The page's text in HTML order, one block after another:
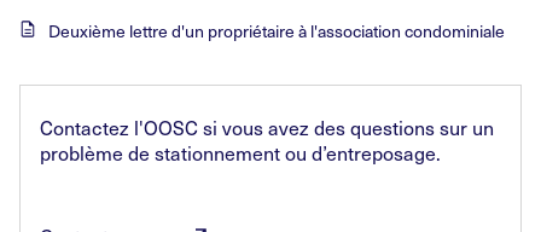
Deuxième lettre d'un propriétaire à l'association condominiale
Contactez l'OOSC si vous avez des questions sur un
problème de stationnement ou d’entreposage.